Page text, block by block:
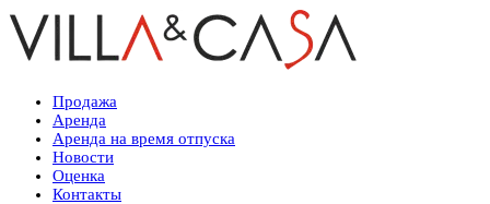
Продажа
Аренда
Аренда на время отпуска
Новости
Оценка
Контакты